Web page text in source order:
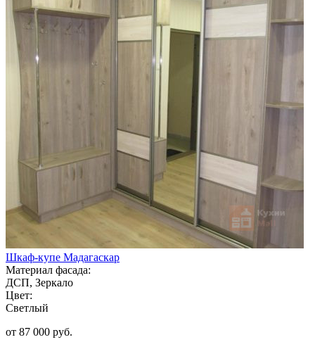
Шкаф-купе Мадагаскар
Материал фасада:
ДСП, Зеркало
Цвет:
Светлый
от 87 000 руб.